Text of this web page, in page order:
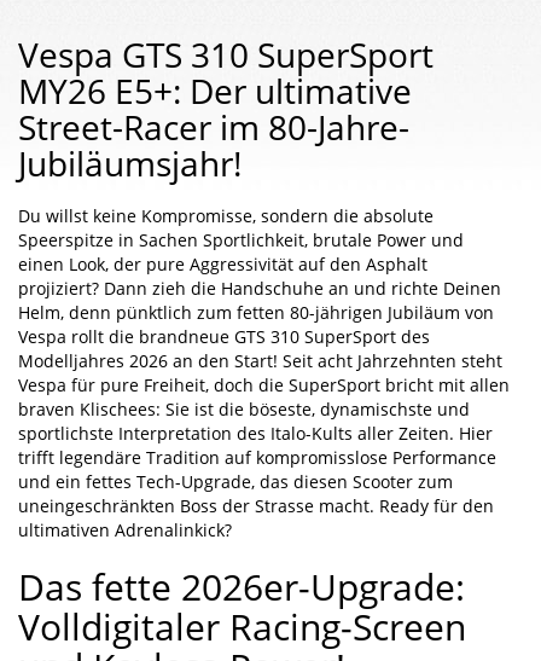
Vespa GTS 310 SuperSport
MY26 E5+: Der ultimative
Street-Racer im 80-Jahre-
Jubiläumsjahr!
Du willst keine Kompromisse, sondern die absolute
Speerspitze in Sachen Sportlichkeit, brutale Power und
einen Look, der pure Aggressivität auf den Asphalt
projiziert? Dann zieh die Handschuhe an und richte Deinen
Helm, denn pünktlich zum fetten 80-jährigen Jubiläum von
Vespa rollt die brandneue GTS 310 SuperSport des
Modelljahres 2026 an den Start! Seit acht Jahrzehnten steht
Vespa für pure Freiheit, doch die SuperSport bricht mit allen
braven Klischees: Sie ist die böseste, dynamischste und
sportlichste Interpretation des Italo-Kults aller Zeiten. Hier
trifft legendäre Tradition auf kompromisslose Performance
und ein fettes Tech-Upgrade, das diesen Scooter zum
uneingeschränkten Boss der Strasse macht. Ready für den
ultimativen Adrenalinkick?
Das fette 2026er-Upgrade:
Volldigitaler Racing-Screen